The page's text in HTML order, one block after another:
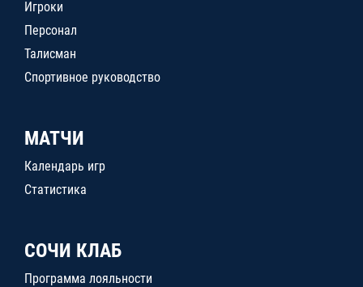
Игроки
Персонал
Талисман
Спортивное руководство
МАТЧИ
Календарь игр
Статистика
СОЧИ КЛАБ
Программа лояльности